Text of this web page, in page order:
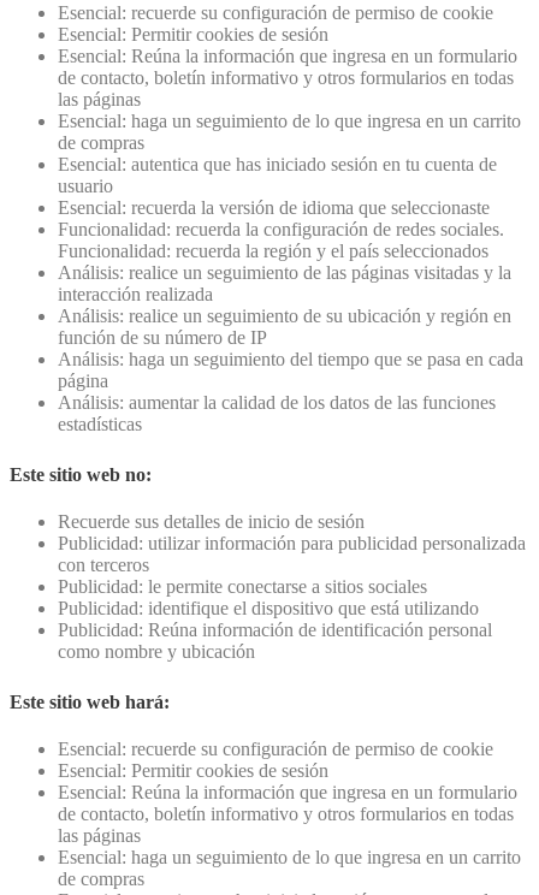
Esencial: recuerde su configuración de permiso de cookie
Esencial: Permitir cookies de sesión
Esencial: Reúna la información que ingresa en un formulario
de contacto, boletín informativo y otros formularios en todas
las páginas
Esencial: haga un seguimiento de lo que ingresa en un carrito
de compras
Esencial: autentica que has iniciado sesión en tu cuenta de
usuario
Esencial: recuerda la versión de idioma que seleccionaste
Funcionalidad: recuerda la configuración de redes sociales.
Funcionalidad: recuerda la región y el país seleccionados
Análisis: realice un seguimiento de las páginas visitadas y la
interacción realizada
Análisis: realice un seguimiento de su ubicación y región en
función de su número de IP
Análisis: haga un seguimiento del tiempo que se pasa en cada
página
Análisis: aumentar la calidad de los datos de las funciones
estadísticas
Este sitio web no:
Recuerde sus detalles de inicio de sesión
Publicidad: utilizar información para publicidad personalizada
con terceros
Publicidad: le permite conectarse a sitios sociales
Publicidad: identifique el dispositivo que está utilizando
Publicidad: Reúna información de identificación personal
como nombre y ubicación
Este sitio web hará:
Esencial: recuerde su configuración de permiso de cookie
Esencial: Permitir cookies de sesión
Esencial: Reúna la información que ingresa en un formulario
de contacto, boletín informativo y otros formularios en todas
las páginas
Esencial: haga un seguimiento de lo que ingresa en un carrito
de compras